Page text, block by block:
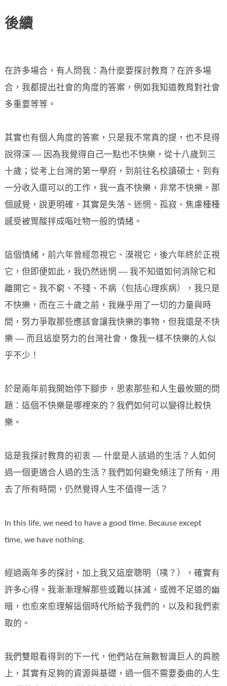
後續
在許多場合，有人問我：為什麼要探討教育？在許多場
合，我都提出社會的角度的答案，例如我知道教育對社會
多重要等等。
其實也有個人角度的答案，只是我不常真的提，也不見得
說得深 ── 因為我覺得自己一點也不快樂，從十八歲到三
十歲；從考上台灣的第一學府，到前往名校讀碩士，到有
一分收入還可以的工作，我一直不快樂，非常不快樂。那
個感覺，說更明確，其實是失落、迷惘、孤寂、焦慮種種
感受被胃酸拌成嘔吐物一般的情緒。
這個情緒，前六年曾經忽視它、漠視它，後六年終於正視
它，但即便如此，我仍然迷惘 ── 我不知道如何消除它和
離開它。我不窮、不殘、不病（包括心理疾病），我只是
不快樂，而在三十歲之前，我幾乎用了一切的力量與時
間，努力爭取那些應該會讓我快樂的事物，但我還是不快
樂 ── 而且這麼努力的台灣社會，像我一樣不快樂的人似
乎不少！
於是兩年前我開始停下腳步，思索那些和人生最攸關的問
題：這個不快樂是哪裡來的？我們如何可以變得比較快
樂。
這是我探討教育的初衷 ── 什麼是人該過的生活？人如何
過一個更適合人過的生活？我們如何避免傾注了所有，用
去了所有時間，仍然覺得人生不值得一活？
In this life, we need to have a good time. Because except
time, we have nothing.
經過兩年多的探討，加上我又這麼聰明（咦？），確實有
許多心得。我漸漸理解那些或難以抹滅，或微不足道的幽
暗，也愈來愈理解這個時代所給予我們的，以及和我們索
取的。
我們雙眼看得到的下一代，他們站在無數智識巨人的肩膀
上，其實有足夠的資源與基礎，過一個不需要委曲的人生